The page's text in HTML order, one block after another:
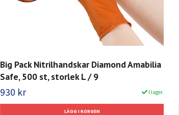
Big Pack Nitrilhandskar Diamond Amabilia
Safe, 500 st, storlek L / 9
930 kr I lager.